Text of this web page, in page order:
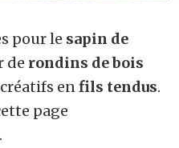
pour le sapin de
de rondins de bois
enfils tendus.
page
.